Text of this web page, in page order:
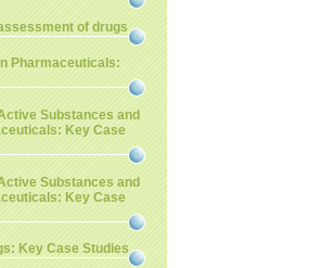
of drugs
Pharmaceuticals:
Substances and
Key Case
Substances and
Key Case
Key Case Studies